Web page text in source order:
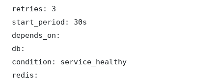
retries: 3
start_period: 30s
depends_on:
db:
condition: service_healthy
redis: